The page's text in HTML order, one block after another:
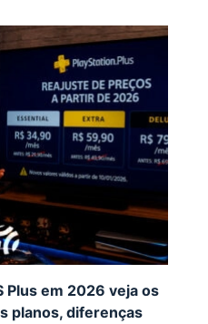
Plus em 2026 veja os
planos, diferenças